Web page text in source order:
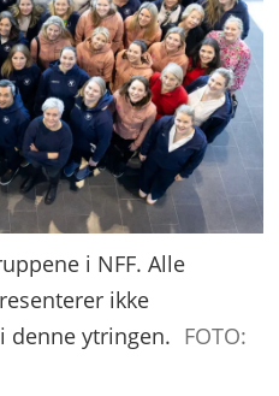
i NFF. Alle
ikke
denne ytringen. FOTO: